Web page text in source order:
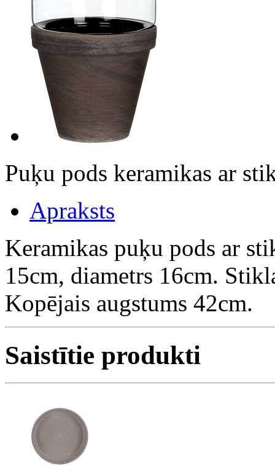
Puķu pods keramikas ar
Apraksts
Keramikas puķu pods ar
15cm, diametrs 16cm.
Kopējais augstums 42cm.
Saistītie produkti